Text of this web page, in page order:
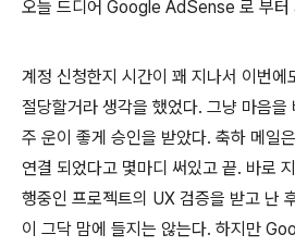
오늘 드디어 Google AdSense 로 부터
계정 신청한지 시간이 꽤 지나서 이번에
절당할거라 생각을 했었다. 그냥 마음을
주 운이 좋게 승인을 받았다. 축하 메일
연결 되었다고 몇마디 써있고 끝. 바로
행중인 프로젝트의 UX 검증을 받고 난
이 그닥 맘에 들지는 않는다. 하지만